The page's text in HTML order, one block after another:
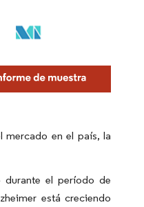
mercado en el país, la
durante el período de
está creciendo